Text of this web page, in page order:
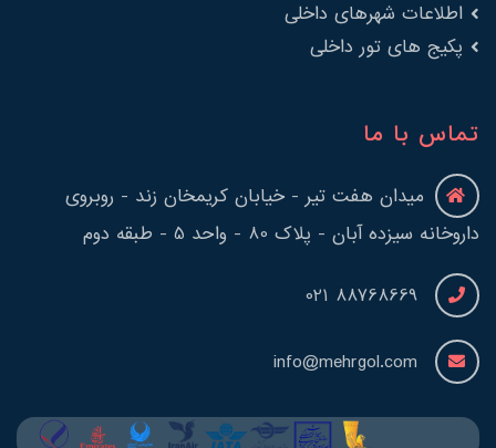
اطلاعات شهرهای داخلی
پکیج های تور داخلی
تماس با ما
میدان هفت تیر - خیابان کریمخان زند - روبروی
داروخانه سیزده آبان - پلاک 80 - واحد 5 - طبقه دوم
88768669 021
info@mehrgol.com